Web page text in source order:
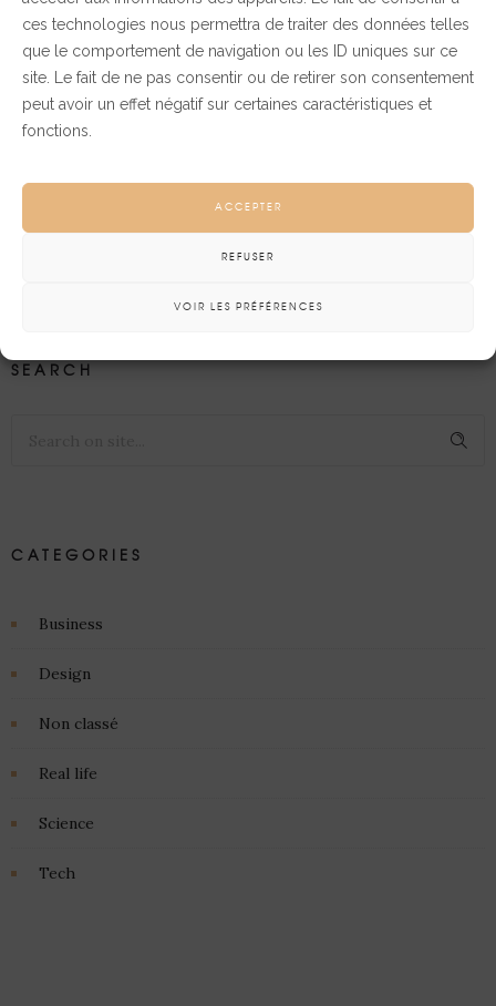
ces technologies nous permettra de traiter des données telles
que le comportement de navigation ou les ID uniques sur ce
site. Le fait de ne pas consentir ou de retirer son consentement
peut avoir un effet négatif sur certaines caractéristiques et
fonctions.
ACCEPTER
REFUSER
VOIR LES PRÉFÉRENCES
Catégories
Business
Non classé
SEARCH
CATEGORIES
Business
Design
Non classé
Real life
Science
Tech